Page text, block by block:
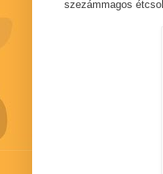
szezámmagos